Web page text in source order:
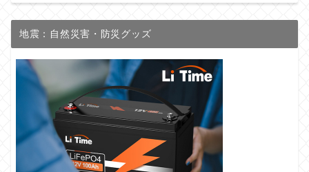
地震：自然災害・防災グッズ